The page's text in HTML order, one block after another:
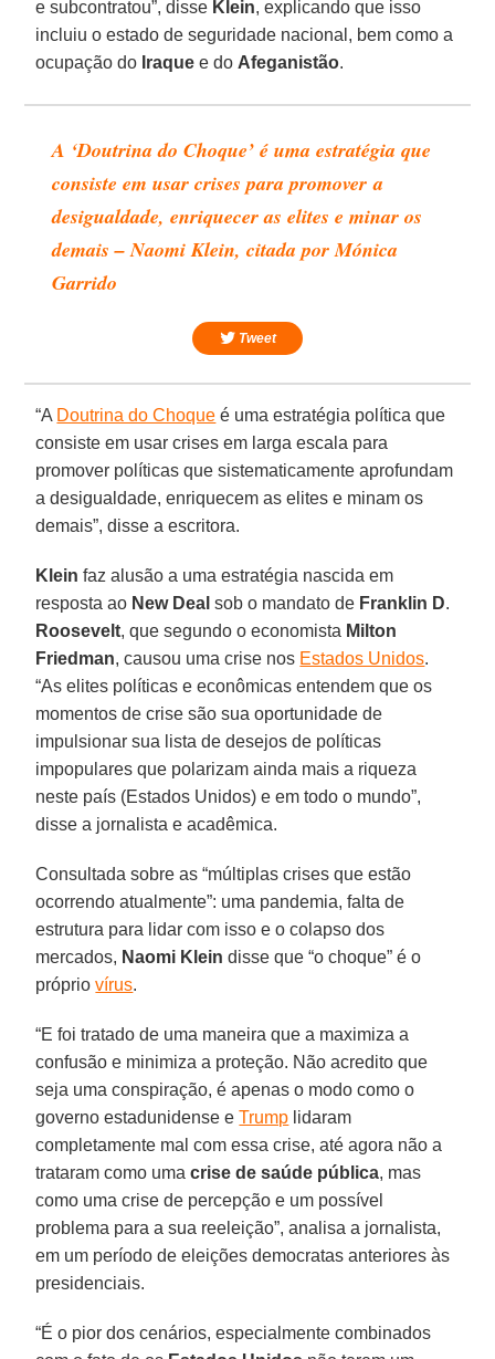
e subcontratou”, disse Klein, explicando que isso
incluiu o estado de seguridade nacional, bem como a
ocupação do Iraque e do Afeganistão.
A ‘Doutrina do Choque’ é uma estratégia que
consiste em usar crises para promover a
desigualdade, enriquecer as elites e minar os
demais – Naomi Klein, citada por Mónica
Garrido
Tweet
“A Doutrina do Choque é uma estratégia política que
consiste em usar crises em larga escala para
promover políticas que sistematicamente aprofundam
a desigualdade, enriquecem as elites e minam os
demais”, disse a escritora.
Klein faz alusão a uma estratégia nascida em
resposta ao New Deal sob o mandato de Franklin D.
Roosevelt, que segundo o economista Milton
Friedman, causou uma crise nos Estados Unidos.
“As elites políticas e econômicas entendem que os
momentos de crise são sua oportunidade de
impulsionar sua lista de desejos de políticas
impopulares que polarizam ainda mais a riqueza
neste país (Estados Unidos) e em todo o mundo”,
disse a jornalista e acadêmica.
Consultada sobre as “múltiplas crises que estão
ocorrendo atualmente”: uma pandemia, falta de
estrutura para lidar com isso e o colapso dos
mercados, Naomi Klein disse que “o choque” é o
própriovírus.
“E foi tratado de uma maneira que a maximiza a
confusão e minimiza a proteção. Não acredito que
seja uma conspiração, é apenas o modo como o
governo estadunidense eTrump lidaram
completamente mal com essa crise, até agora não a
trataram como umacrise de saúde pública, mas
como uma crise de percepção e um possível
problema para a sua reeleição”, analisa a jornalista,
em um período de eleições democratas anteriores às
presidenciais.
“É o pior dos cenários, especialmente combinados